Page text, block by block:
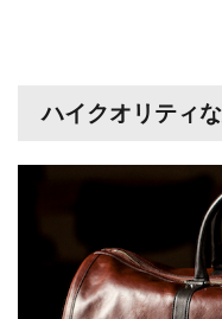
ハイクオリティ